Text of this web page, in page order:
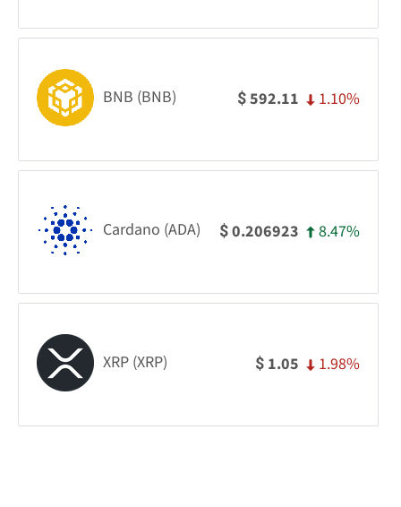
BNB (BNB) $592.11 1.10%
Cardano (ADA) $0.206923 8.47%
XRP (XRP) $ 1.05 1.98%